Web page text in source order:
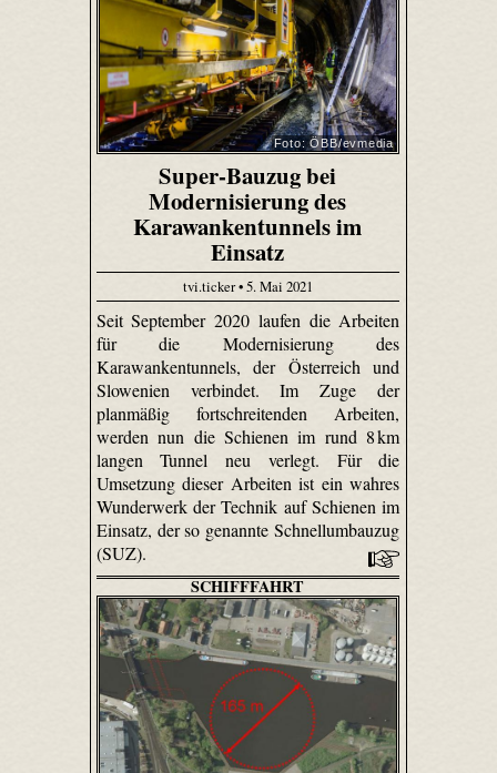
Foto: ÖBB/evmedia
Super-Bauzug bei
Modernisierung des
Karawankentunnels im
Einsatz
tvi.ticker • 5. Mai 2021
Seit September 2020 laufen die Arbeiten
für die Modernisierung des
Karawankentunnels, der Österreich und
Slowenien verbindet. Im Zuge der
planmäßig fortschreitenden Arbeiten,
werden nun die Schienen im rund 8 km
langen Tunnel neu verlegt. Für die
Umsetzung dieser Arbeiten ist ein wahres
Wunderwerk der Technik auf Schienen im
Einsatz, der so genannte Schnellumbauzug
(SUZ).
SCHIFFFAHRT